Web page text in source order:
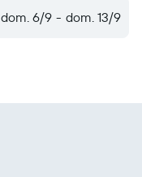
dom. 6/9 - dom. 13/9